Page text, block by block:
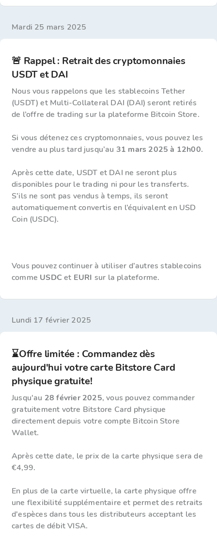
mardi 25 mars 2025
🚨 Rappel : Retrait des cryptomonnaies
USDT et DAI
Nous vous rappelons que les stablecoins Tether
(USDT) et Multi-Collateral DAI (DAI) seront retirés
de l’offre de trading sur la plateforme Bitcoin Store.
Si vous détenez ces cryptomonnaies, vous pouvez les
vendre au plus tard jusqu’au 31 mars 2025 à 12h00.
Après cette date, USDT et DAI ne seront plus
disponibles pour le trading ni pour les transferts.
S’ils ne sont pas vendus à temps, ils seront
automatiquement convertis en l’équivalent en USD
Coin (USDC).
Vous pouvez continuer à utiliser d’autres stablecoins
comme USDCet EURI sur la plateforme.
lundi 17 février 2025
⌛Offre limitée : Commandez dès
aujourd'hui votre carte Bitstore Card
physique gratuite!
Jusqu'au 28 février 2025, vous pouvez commander
gratuitement votre Bitstore Card physique
directement depuis votre compte Bitcoin Store
Wallet.
Après cette date, le prix de la carte physique sera de
€4,99.
En plus de la carte virtuelle, la carte physique offre
une flexibilité supplémentaire et permet des retraits
d'espèces dans tous les distributeurs acceptant les
cartes de débit VISA.